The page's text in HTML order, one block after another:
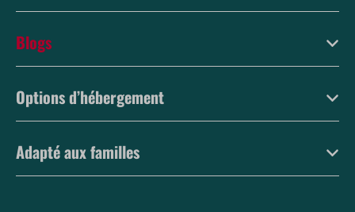
Blogs
Options d’hébergement
Adapté aux familles